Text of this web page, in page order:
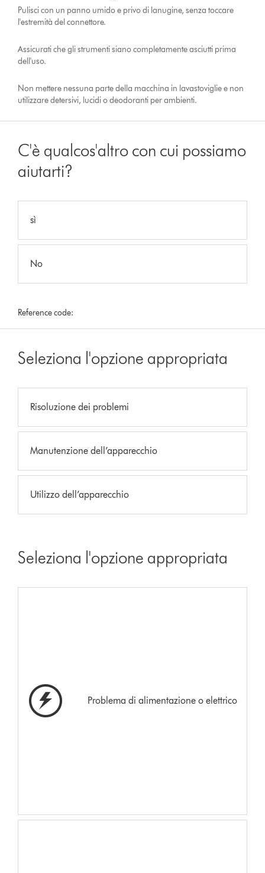
Pulisci con un panno umido e privo di lanugine, senza toccare
l'estremità del connettore.
Assicurati che gli strumenti siano completamente asciutti prima
dell'uso.
Non mettere nessuna parte della macchina in lavastoviglie e non
utilizzare detersivi, lucidi o deodoranti per ambienti.
C'è qualcos'altro con cui possiamo
aiutarti?
sì
No
Reference code:
Seleziona l'opzione appropriata
Risoluzione dei problemi
Manutenzione dell’apparecchio
Utilizzo dell’apparecchio
Seleziona l'opzione appropriata
Problema di alimentazione o elettrico